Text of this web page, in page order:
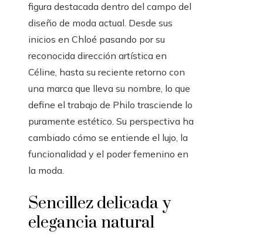
figura destacada dentro del campo del
diseño de moda actual. Desde sus
inicios en Chloé pasando por su
reconocida dirección artística en
Céline, hasta su reciente retorno con
una marca que lleva su nombre, lo que
define el trabajo de Philo trasciende lo
puramente estético. Su perspectiva ha
cambiado cómo se entiende el lujo, la
funcionalidad y el poder femenino en
la moda.
Sencillez delicada y
elegancia natural